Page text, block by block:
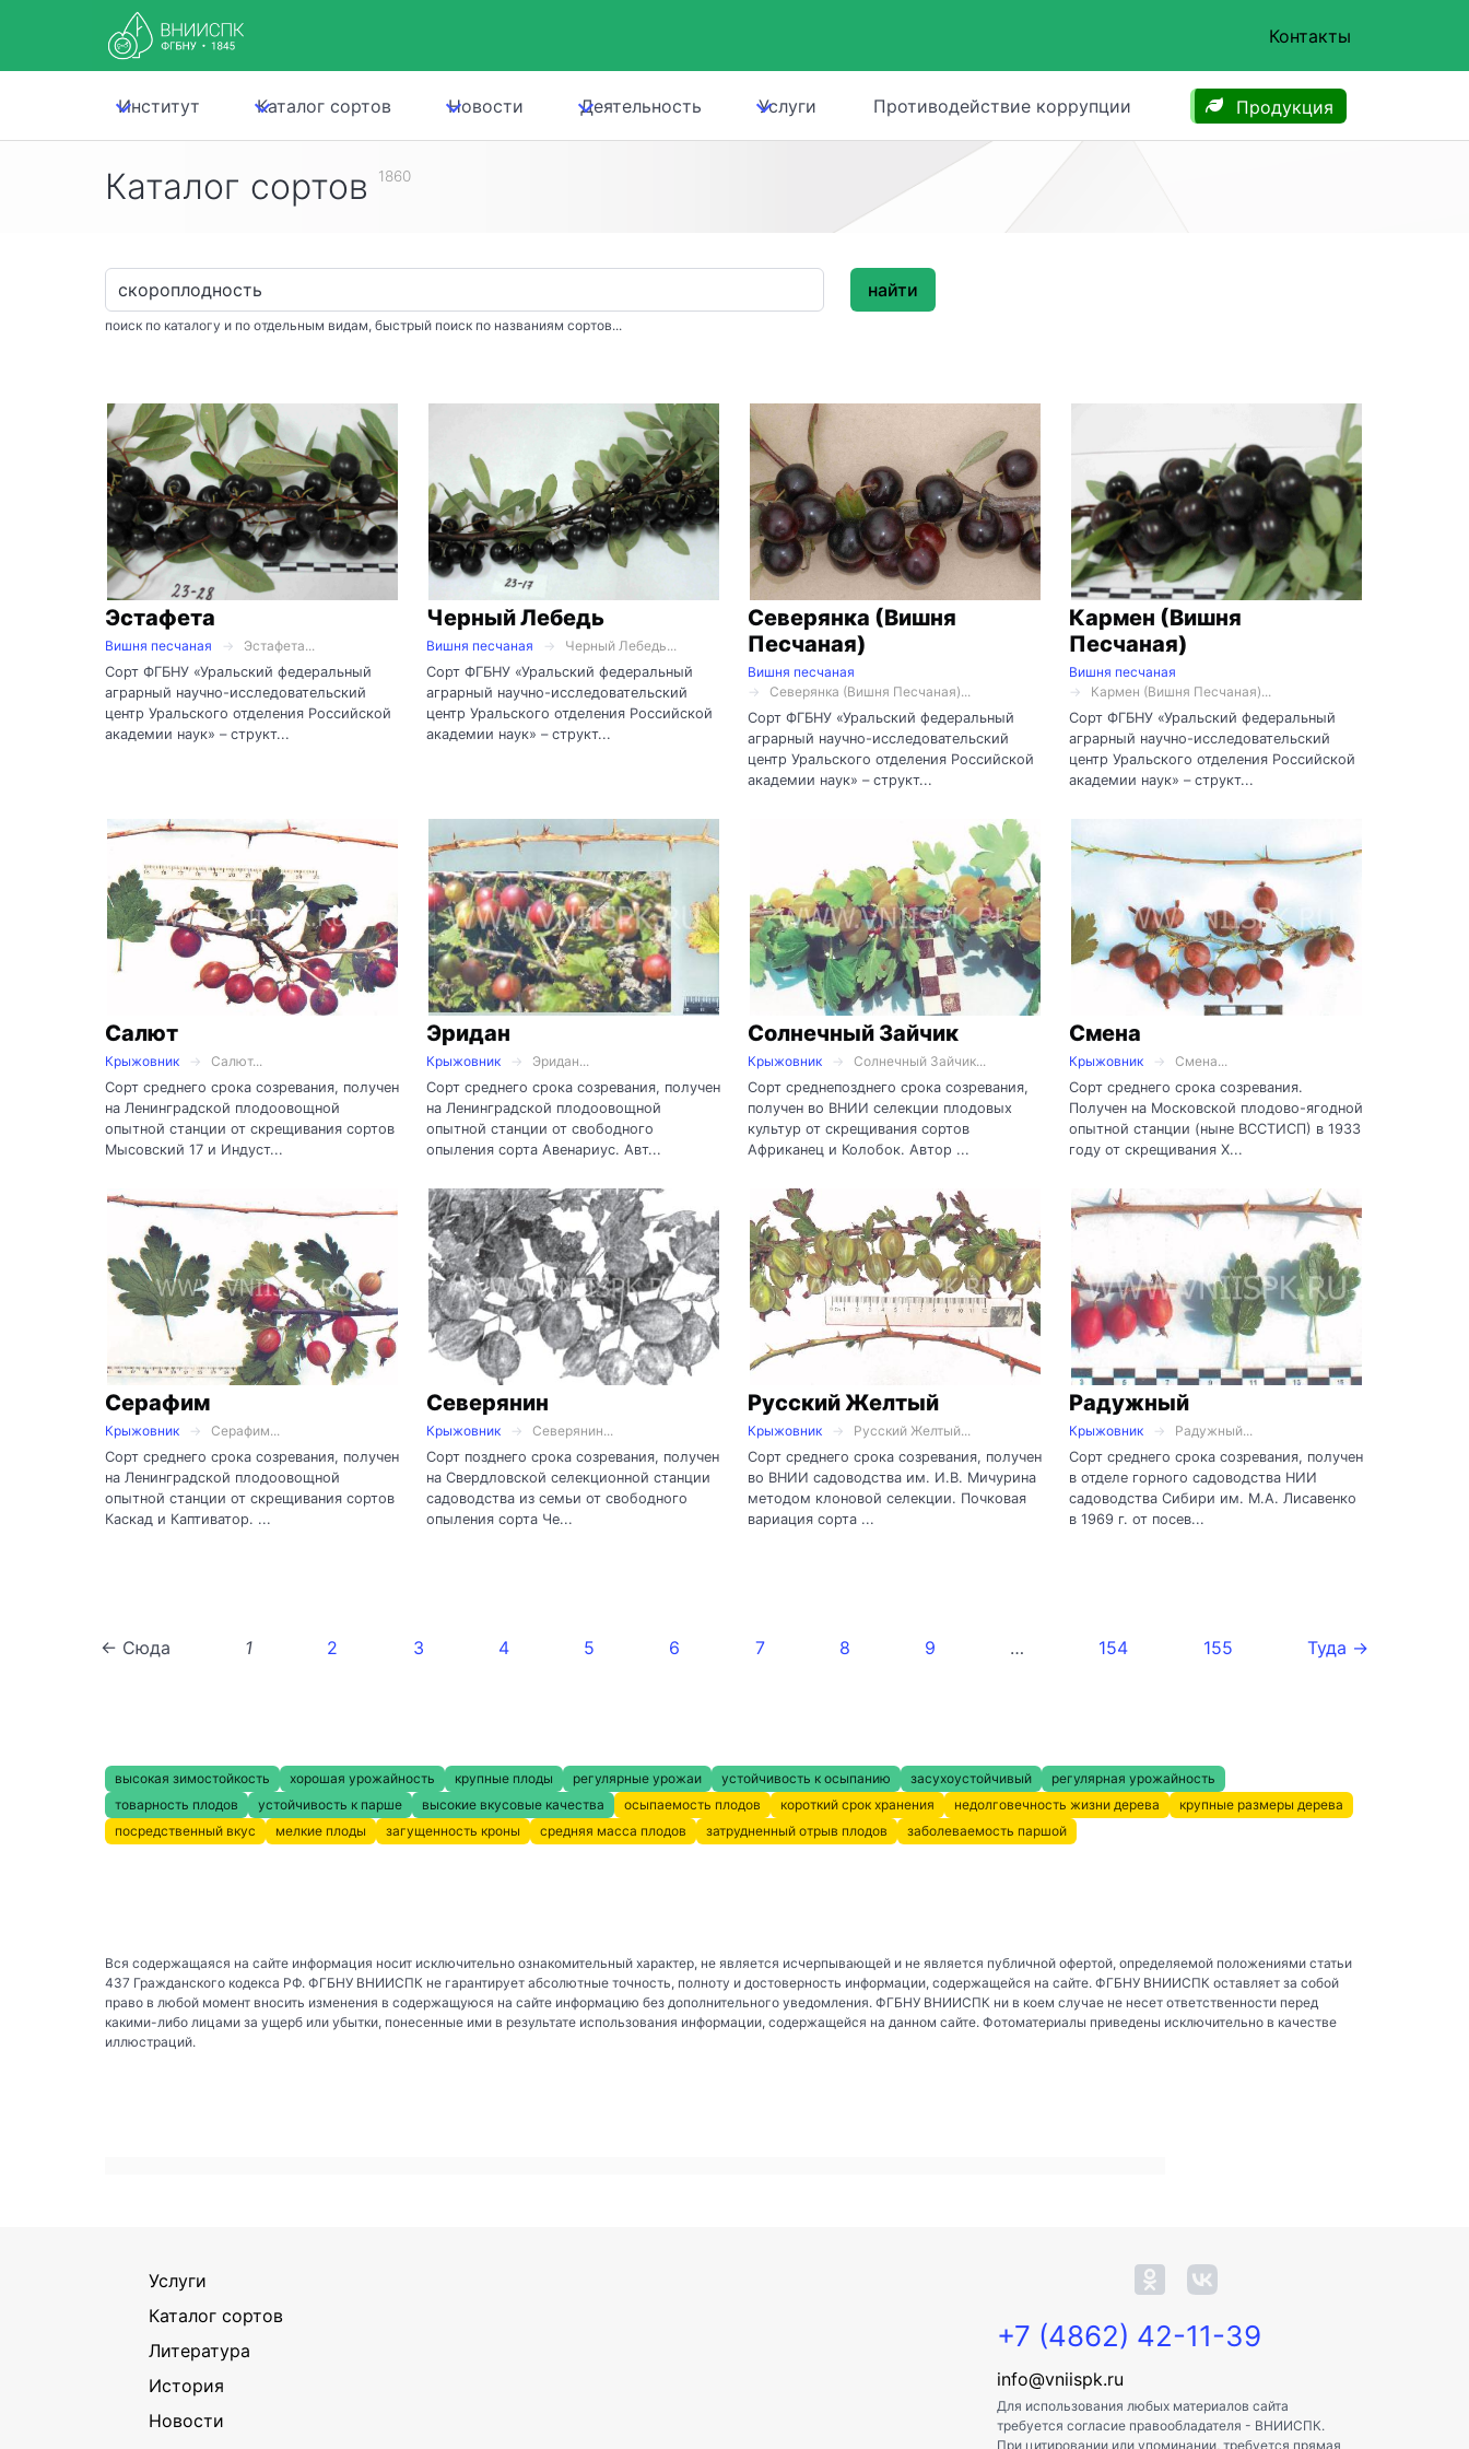
Контакты
Институт Каталог сортов Новости Деятельность Услуги Противодействие коррупции Продукция
Каталог сортов 1860
поиск по каталогу и по отдельным видам, быстрый поиск по названиям сортов...
найти
Эстафета
Вишня песчаная
Эстафета...
Сорт ФГБНУ «Уральский федеральный
аграрный научно-исследовательский
центр Уральского отделения Российской
академии наук» – структ...
Черный Лебедь
Вишня песчаная
Черный Лебедь...
Сорт ФГБНУ «Уральский федеральный
аграрный научно-исследовательский
центр Уральского отделения Российской
академии наук» – структ...
Северянка (Вишня
Песчаная)
Вишня песчаная
Северянка (Вишня Песчаная)...
Сорт ФГБНУ «Уральский федеральный
аграрный научно-исследовательский
центр Уральского отделения Российской
академии наук» – структ...
Кармен (Вишня
Песчаная)
Вишня песчаная
Кармен (Вишня Песчаная)...
Сорт ФГБНУ «Уральский федеральный
аграрный научно-исследовательский
центр Уральского отделения Российской
академии наук» – структ...
Салют
Крыжовник
Салют...
Сорт среднего срока созревания, получен
на Ленинградской плодоовощной
опытной станции от скрещивания сортов
Мысовский 17 и Индуст...
Эридан
Крыжовник
Эридан...
Сорт среднего срока созревания, получен
на Ленинградской плодоовощной
опытной станции от свободного
опыления сорта Авенариус. Авт...
Солнечный Зайчик
Крыжовник
Солнечный Зайчик...
Сорт среднепозднего срока созревания,
получен во ВНИИ селекции плодовых
культур от скрещивания сортов
Африканец и Колобок. Автор ...
Смена
Крыжовник
Смена...
Сорт среднего срока созревания.
Получен на Московской плодово-ягодной
опытной станции (ныне ВССТИСП) в 1933
году от скрещивания Х...
Серафим
Крыжовник
Серафим...
Сорт среднего срока созревания, получен
на Ленинградской плодоовощной
опытной станции от скрещивания сортов
Каскад и Каптиватор. ...
Северянин
Крыжовник
Северянин...
Сорт позднего срока созревания, получен
на Свердловской селекционной станции
садоводства из семьи от свободного
опыления сорта Че...
Русский Желтый
Крыжовник
Русский Желтый...
Сорт среднего срока созревания, получен
во ВНИИ садоводства им. И.В. Мичурина
методом клоновой селекции. Почковая
вариация сорта ...
Радужный
Крыжовник
Радужный...
Сорт среднего срока созревания, получен
в отделе горного садоводства НИИ
садоводства Сибири им. М.А. Лисавенко
в 1969 г. от посев...
← Сюда 1 2 3 4 5 6 7 8 9 … 154 155 Туда →
высокая зимостойкость хорошая урожайность крупные плоды регулярные урожаи устойчивость к осыпанию засухоустойчивый
регулярная урожайность
товарность плодов
устойчивость к парше высокие вкусовые качества осыпаемость плодов короткий срок хранения недолговечность жизни дерева
крупные размеры дерева
посредственный вкус
мелкие плоды загущенность кроны средняя масса плодов затрудненный отрыв плодов заболеваемость паршой
Вся содержащаяся на сайте информация носит исключительно ознакомительный характер, не является исчерпывающей и не является публичной офертой, определяемой положениями статьи
437 Гражданского кодекса РФ. ФГБНУ ВНИИСПК не гарантирует абсолютные точность, полноту и достоверность информации, содержащейся на сайте. ФГБНУ ВНИИСПК оставляет за собой
право в любой момент вносить изменения в содержащуюся на сайте информацию без дополнительного уведомления. ФГБНУ ВНИИСПК ни в коем случае не несет ответственности перед
какими-либо лицами за ущерб или убытки, понесенные ими в результате использования информации, содержащейся на данном сайте. Фотоматериалы приведены исключительно в качестве
иллюстраций.
Услуги
Каталог сортов
Литература
История
Новости
+7 (4862) 42-11-39
info@vniispk.ru
Для использования любых материалов сайта
требуется согласие правообладателя - ВНИИСПК.
При цитировании или упоминании, требуется прямая